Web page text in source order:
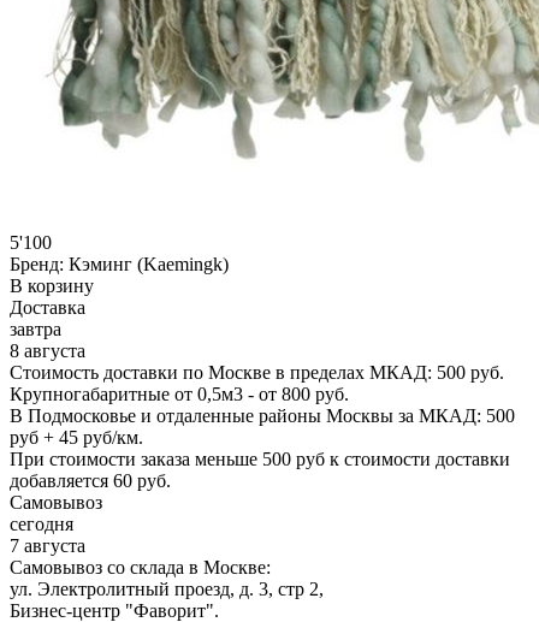
5'100
Бренд: Кэминг (Kaemingk)
В корзину
Доставка
завтра
8 августа
Стоимость доставки по Москве в пределах МКАД: 500 руб.
Крупногабаритные от 0,5м3 - от 800 руб.
В Подмосковье и отдаленные районы Москвы за МКАД: 500
руб + 45 руб/км.
При стоимости заказа меньше 500 руб к стоимости доставки
добавляется 60 руб.
Самовывоз
сегодня
7 августа
Самовывоз со склада в Москве:
ул. Электролитный проезд, д. 3, стр 2,
Бизнес-центр "Фаворит".